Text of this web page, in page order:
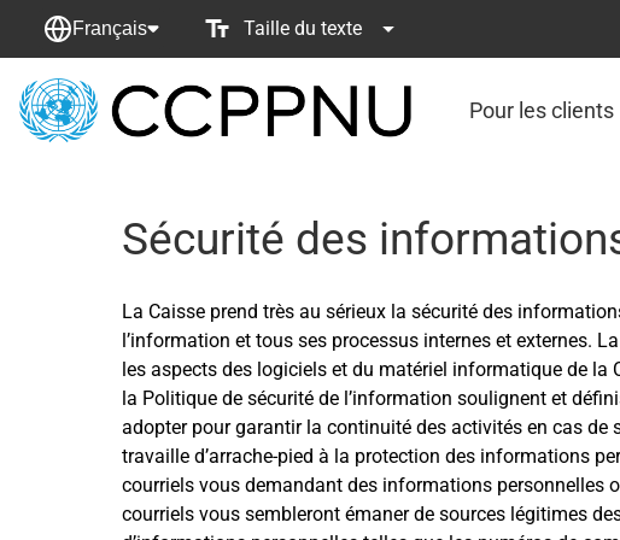
Français Taille du texte
retour
Pour les clients
Sécurité des
La Caisse prend très au sérieux la sécurité des
l’information et tous ses processus internes et externes.
les aspects des logiciels et du matériel informatique de la
la Politique de sécurité de l’information soulignent et
adopter pour garantir la continuité des activités en cas de
travaille d’arrache-pied à la protection des informations
courriels vous demandant des informations personnelles
courriels vous sembleront émaner de sources légitimes